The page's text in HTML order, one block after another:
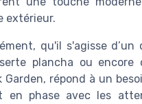
extérieur.
qu'il s'agisse d’un
plancha ou encore
Garden, répond à un
en phase avec les